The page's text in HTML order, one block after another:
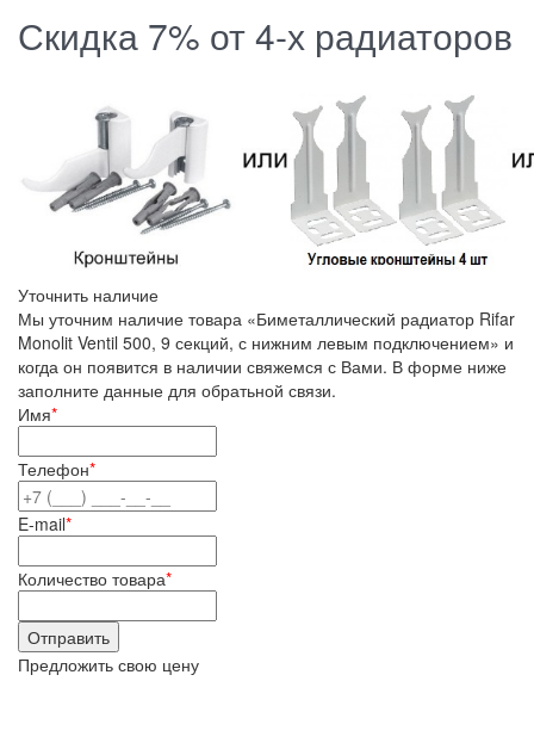
Скидка 7% от 4-х радиаторов
Уточнить наличие
Мы уточним наличие товара «Биметаллический радиатор Rifar
Monolit Ventil 500, 9 секций, с нижним левым подключением» и
когда он появится в наличии свяжемся с Вами. В форме ниже
заполните данные для обратьной связи.
Имя*
Телефон*
E-mail*
Количество товара*
Предложить свою цену